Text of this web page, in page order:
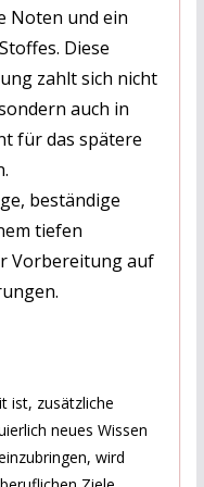
Noten und ein
Diese
zahlt sich nicht
auch in
für das spätere
beständige
tiefen
Vorbereitung auf
ist, zusätzliche
neues Wissen
wird